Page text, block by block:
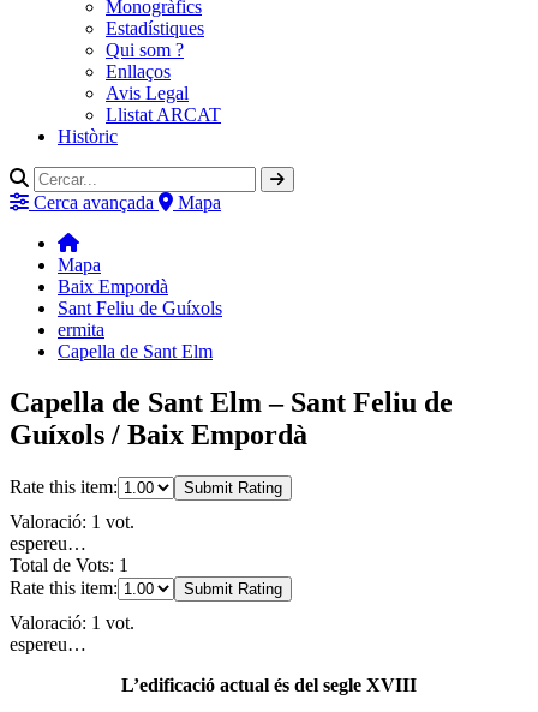
Monogràfics
Estadístiques
Qui som ?
Enllaços
Avis Legal
Llistat ARCAT
Històric
Cerca avançada Mapa
Mapa
Baix Empordà
Sant Feliu de Guíxols
ermita
Capella de Sant Elm
Capella de Sant Elm – Sant Feliu de
Guíxols / Baix Empordà
Rate this item: Submit Rating
Valoració: 1 vot.
espereu…
Total de Vots: 1
Rate this item:
Submit Rating
Valoració: 1 vot.
espereu…
L’edificació actual és del segle XVIII